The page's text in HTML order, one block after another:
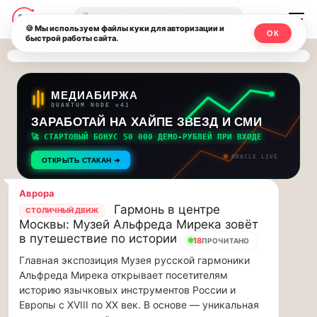
Последние
новости
и
обновления
потока:
Друзья,
приглашаем
на
музыкальную
прогулку
по
Москве
Чайковского!…
Друзья,
приглашаем
на
музыкальную
Москвичи.net
—
Главный
столичный
чат-
мессенджер,
новости
и
инсайды
Москвы
🔍
МЕДИАБИРЖА
QUANTUM NODE v41
ЗАРАБОТАЙ НА ХАЙПЕ ЗВЕЗД И СМИ
🚀 СТАРТОВЫЙ БОНУС 50 000 ДЕМО-РУБЛЕЙ ПРИ ВХОДЕ
ОТКРЫТЬ СТАКАН ➔ ORACLE LIVE
Аврора
СТОЛИЧНЫЙ ДВИЖ
Гармонь в центре
Москвы: Музей Альфреда Мирека зовёт
в путешествие по истории
18ПРОЧИТАНО
Главная экспозиция Музея русской гармоники
Альфреда Мирека открывает посетителям
историю язычковых инструментов России и
Европы с XVIII по XX век. В основе — уникальная
🍪 Мы используем файлы куки для авторизации и
быстрой работы сайта.
ОК